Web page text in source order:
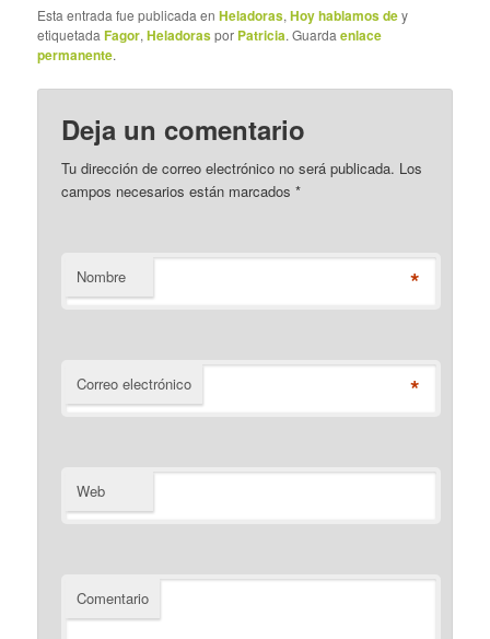
Esta entrada fue publicada enHeladoras,Hoy hablamos dey
etiquetadaFagor,Heladoraspor Patricia. Guardaenlace
permanente.
Deja un comentario
Tu dirección de correo electrónico no será publicada. Los
campos necesarios están marcados*
Nombre *
Correo electrónico *
Web
Comentario